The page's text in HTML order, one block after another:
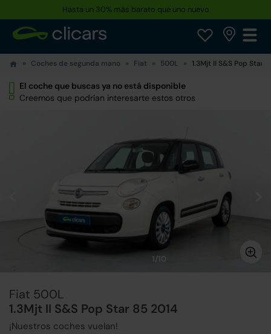
Hasta un 30% más barato que uno nuevo
Coches de segunda mano Fiat 500L 1.3Mjt II S&S Pop Star
El coche que buscas ya no está disponible
Creemos que podrían interesarte estos otros
1/10
Fiat 500L
1.3Mjt II S&S Pop Star 85 2014
¡Nuestros coches vuelan!